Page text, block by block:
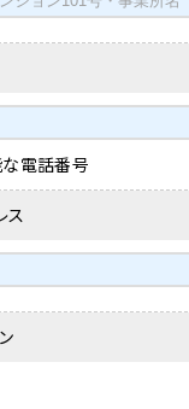
電話番号
ス